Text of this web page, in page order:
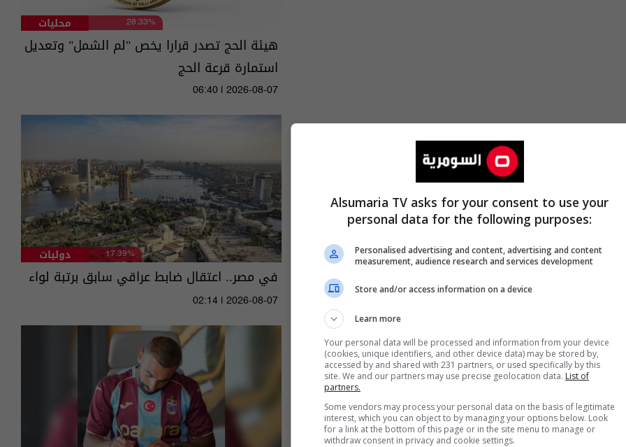
محليات 28.33%
هيئة الحج تصدر قرارا يخص "لم الشمل" وتعديل
استمارة قرعة الحج
06:40 | 2026-08-07
دوليات 17.39%
في مصر.. اعتقال ضابط عراقي سابق برتبة لواء
02:14 | 2026-08-07
Alsumaria TV asks for your consent to use your
personal data for the following purposes:
Personalised advertising and content, advertising and content
measurement, audience research and services development
Store and/or access information on a device
Learn more
Your personal data will be processed and information from your device
(cookies, unique identifiers, and other device data) may be stored by,
accessed by and shared with 231 partners, or used specifically by this
site. We and our partners may use precise geolocation data. List of
partners.
Some vendors may process your personal data on the basis of legitimate
interest, which you can object to by managing your options below. Look
for a link at the bottom of this page or in the site menu to manage or
withdraw consent in privacy and cookie settings.